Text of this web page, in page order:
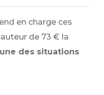
en charge ces
de 73 € la
des situations